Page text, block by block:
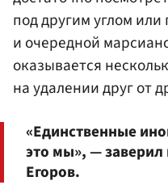
под другим углом
и очередной
оказывается
на удалении друг от
«Единственные
это мы», —
Егоров.